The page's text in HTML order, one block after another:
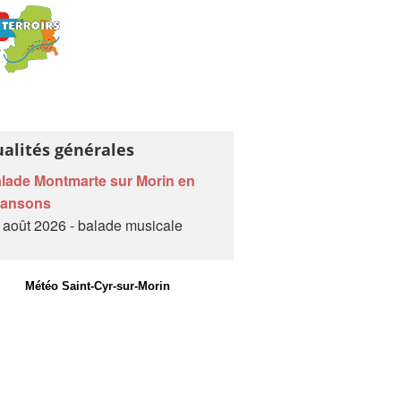
générales
Montmarte sur Morin en
2026 - balade musicale
Météo Saint-Cyr-sur-Morin